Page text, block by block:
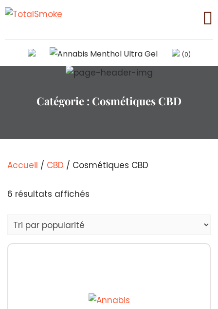
(0)
Catégorie : Cosmétiques CBD
Accueil / CBD / Cosmétiques CBD
6 résultats affichés